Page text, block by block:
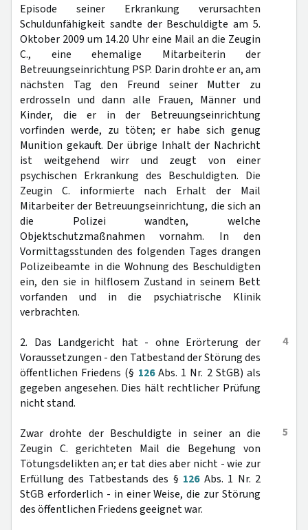
Episode seiner Erkrankung verursachten
Schuldunfähigkeit sandte der Beschuldigte am 5.
Oktober 2009 um 14.20 Uhr eine Mail an die Zeugin
C., eine ehemalige Mitarbeiterin der
Betreuungseinrichtung PSP. Darin drohte er an, am
nächsten Tag den Freund seiner Mutter zu
erdrosseln und dann alle Frauen, Männer und
Kinder, die er in der Betreuungseinrichtung
vorfinden werde, zu töten; er habe sich genug
Munition gekauft. Der übrige Inhalt der Nachricht
ist weitgehend wirr und zeugt von einer
psychischen Erkrankung des Beschuldigten. Die
Zeugin C. informierte nach Erhalt der Mail
Mitarbeiter der Betreuungseinrichtung, die sich an
die Polizei wandten, welche
Objektschutzmaßnahmen vornahm. In den
Vormittagsstunden des folgenden Tages drangen
Polizeibeamte in die Wohnung des Beschuldigten
ein, den sie in hilflosem Zustand in seinem Bett
vorfanden und in die psychiatrische Klinik
verbrachten.
4
2. Das Landgericht hat - ohne Erörterung der
Voraussetzungen - den Tatbestand der Störung des
öffentlichen Friedens (§ 126Abs. 1 Nr. 2 StGB) als
gegeben angesehen. Dies hält rechtlicher Prüfung
nicht stand.
5
Zwar drohte der Beschuldigte in seiner an die
Zeugin C. gerichteten Mail die Begehung von
Tötungsdelikten an; er tat dies aber nicht - wie zur
Erfüllung des Tatbestands des § 126Abs. 1 Nr. 2
StGB erforderlich - in einer Weise, die zur Störung
des öffentlichen Friedens geeignet war.